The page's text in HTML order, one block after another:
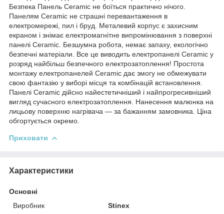
Безпека Панель Ceramic не боїться практично нічого.
Панелям Ceramic не страшні перевантаження в
електромережі, пил і бруд. Металевий корпус є захисним
екраном і знімає електромагнітне випромінювання з поверхні
панелі Ceramic. Безшумна робота, немає запаху, екологічно
безпечні матеріали. Все це виводить електропанелі Ceramic у
розряд найбільш безпечного електрозатоплення! Простота
монтажу електропанелей Ceramic дає змогу не обмежувати
свою фантазію у виборі місця та комбінацій встановлення.
Панелі Ceramic дійсно найестетичніший і найпрогресивніший
вигляд сучасного електрозатоплення. Нанесення малюнка на
лицьову поверхню нагрівача — за бажанням замовника. Ціна
обгортується окремо.
Приховати
Характеристики
Основні
Виробник
Stinex